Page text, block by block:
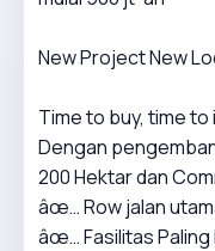
New Project New
Time to buy, time
Dengan
200 Hektar dan
âœ… Row jalan
âœ… Fasilitas Paling